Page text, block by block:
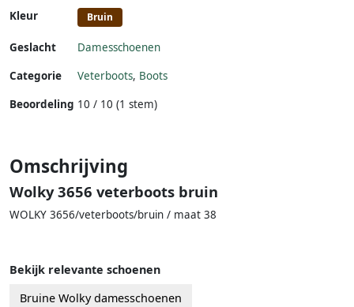
Kleur Bruin
Geslacht
Damesschoenen
Categorie
Veterboots, Boots
Beoordeling 10 / 10 (1 stem)
Omschrijving
Wolky 3656 veterboots bruin
WOLKY 3656/veterboots/bruin / maat 38
Bekijk relevante schoenen
Bruine Wolky damesschoenen